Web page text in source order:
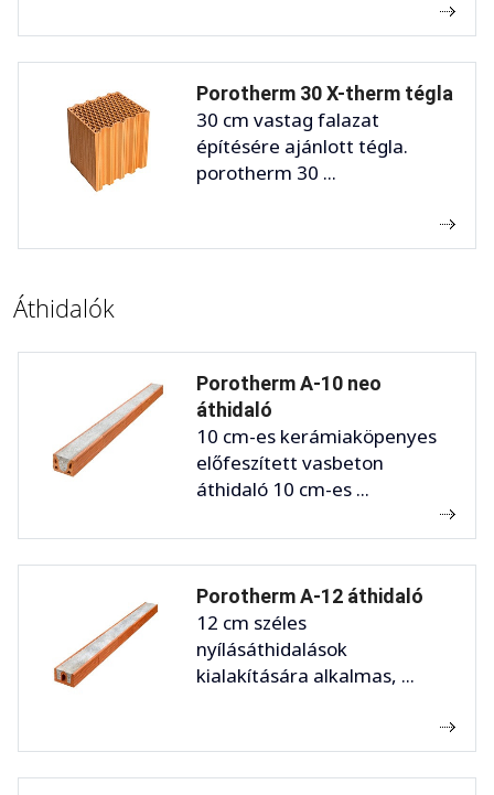
Porotherm 30 X-therm tégla
30 cm vastag falazat
építésére ajánlott tégla.
porotherm 30 ...
Áthidalók
Porotherm A-10 neo
áthidaló
10 cm-es kerámiaköpenyes
előfeszített vasbeton
áthidaló 10 cm-es ...
Porotherm A-12 áthidaló
12 cm széles
nyílásáthidalások
kialakítására alkalmas, ...